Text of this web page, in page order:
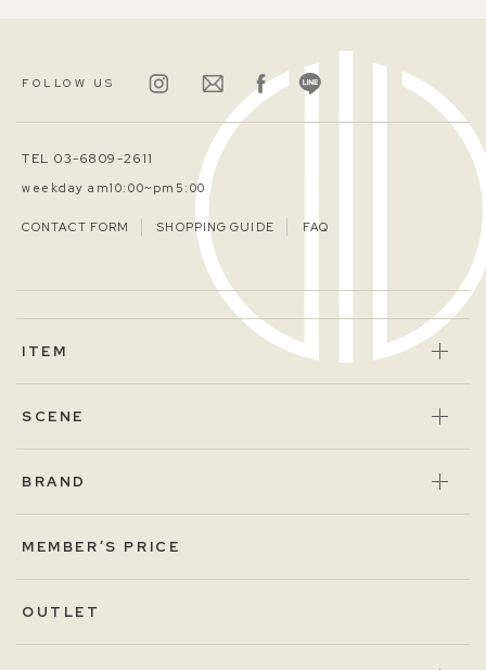
FOLLOW US
TEL 03-6809-2611
weekday am10:00~pm5:00
CONTACT FORM SHOPPING GUIDE FAQ
ITEM
SCENE
BRAND
MEMBER’S PRICE
OUTLET